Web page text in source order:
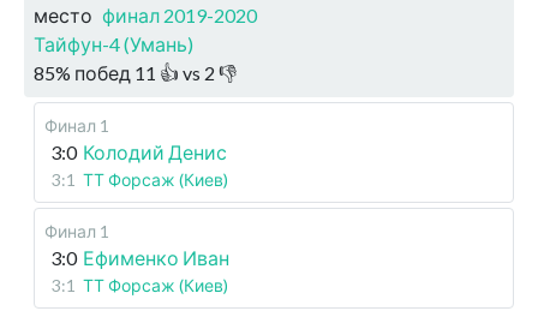
место финал 2019-2020
Тайфун-4 (Умань)
85% побед 11 👍 vs 2 👎
Финал 1
3:0 Колодий Денис
3:1 ТТ Форсаж (Киев)
Финал 1
3:0 Ефименко Иван
3:1 ТТ Форсаж (Киев)